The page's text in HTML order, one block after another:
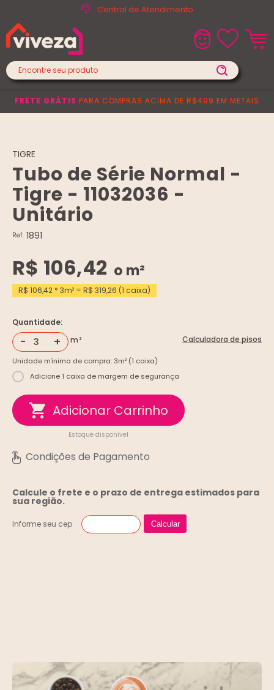
Central de Atendimento
FRETE GRÁTIS PARA COMPRAS ACIMA DE R$499 EM METAIS
TIGRE
Tubo de Série Normal -
Tigre - 11032036 -
Unitário
Ref: 1891
R$ 106,42 o m²
R$ 106,42 * 3m² = R$ 319,26 (1 caixa)
Quantidade:
- + Calculadora de pisos
Unidade mínima de compra: 3m² (1 caixa)
Adicione 1 caixa de margem de segurança
Estoque disponível
Calcule o frete e o prazo de entrega estimados para
sua região.
Informe seu cep Calcular